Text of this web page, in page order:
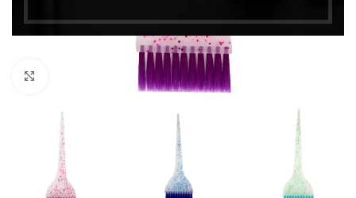
Klikkaa suuremmaksi